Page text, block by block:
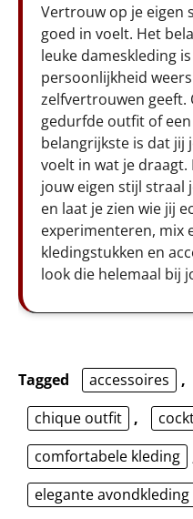
Vertrouw op je eigen
goed in voelt. Het
leuke dameskleding
persoonlijkheid
zelfvertrouwen geeft.
gedurfde outfit of
belangrijkste is dat jij
voelt in wat je
jouw eigen stijl straal
en laat je zien wie jij
experimenteren, mix
kledingstukken en
look die helemaal bij
Tagged accessoires ,
chique outfit
,
comfortabele kleding
elegante avondkleding